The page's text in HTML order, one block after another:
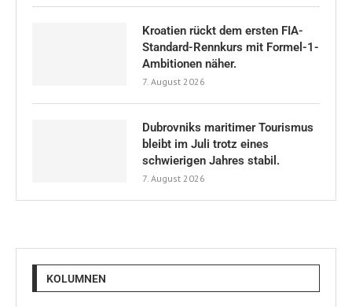
Kroatien rückt dem ersten FIA-
Standard-Rennkurs mit Formel-1-
Ambitionen näher.
7. August 2026
Dubrovniks maritimer Tourismus
bleibt im Juli trotz eines
schwierigen Jahres stabil.
7. August 2026
KOLUMNEN